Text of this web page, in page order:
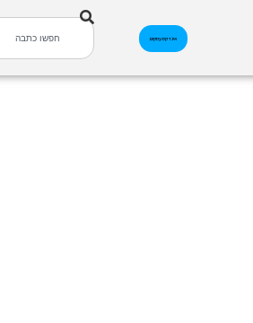
אינדקס עסקים